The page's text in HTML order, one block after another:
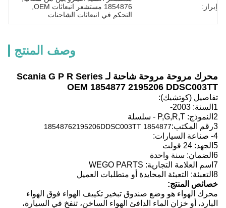
إبراز:
1854876 مستشعر انبعاثات OEM
التحكم في انبعاثات الشاحنات
وصف المنتج
محرك مروحة مروحة شاحنة لـ Scania G P R Series
OEM 1854877 2195206 DDSC003TT
تفاصيل (كوتشيك):
1السنة: 2003-
2النموذج: P,G,R,T - سلسلة
3رقم المكتب:
1854877 1854876
2195206DDSC003TT
4- صناعة السيارات:
5الجهد: 24 فولت
6الضمان: سنة واحدة
7اسم العلامة التجارية: WEGO PARTS
8التعبئة: التعبئة المحايدة أو متطلبات العميل
خصائص المنتج:
محرك الهواء هو وضع صندوق تبخير تكييف الهواء فوق الهواء
البارد، أو خزان الماء الدافئ الهواء الساخن، تنفخ في السيارة،